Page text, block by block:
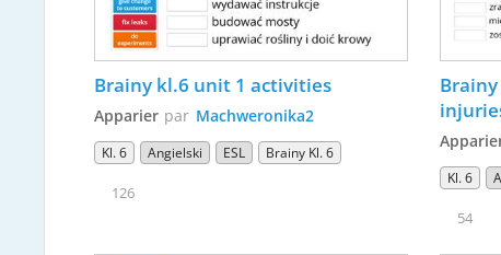
Brainy kl.6 unit 1 activities
Apparier par Machweronika2
Kl. 6 Angielski ESL Brainy Kl. 6
126
Kl. 6
54